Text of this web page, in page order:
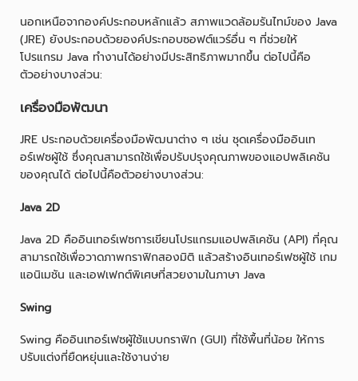
นอกเหนือจากองค์ประกอบหลักแล้ว สภาพแวดล้อมรันไทม์ของ Java
(JRE) ยังประกอบด้วยองค์ประกอบซอฟต์แวร์อื่น ๆ ที่ช่วยให้
โปรแกรม Java ทำงานได้อย่างมีประสิทธิภาพมากขึ้น ต่อไปนี้คือ
ตัวอย่างบางส่วน:
เครื่องมือพัฒนา
JRE ประกอบด้วยเครื่องมือพัฒนาต่าง ๆ เช่น ชุดเครื่องมืออินเท
อร์เฟซผู้ใช้ ซึ่งคุณสามารถใช้เพื่อปรับปรุงคุณภาพของแอปพลิเคชัน
ของคุณได้ ต่อไปนี้คือตัวอย่างบางส่วน:
Java 2D
Java 2D คืออินเทอร์เฟซการเขียนโปรแกรมแอปพลิเคชัน (API) ที่คุณ
สามารถใช้เพื่อวาดภาพกราฟิกสองมิติ แล้วสร้างอินเทอร์เฟซผู้ใช้ เกม
แอนิเมชัน และเอฟเฟกต์พิเศษที่สวยงามในภาษา Java
Swing
Swing คืออินเทอร์เฟซผู้ใช้แบบกราฟิก (GUI) ที่ใช้พื้นที่น้อย ให้การ
ปรับแต่งที่ยืดหยุ่นและใช้งานง่าย